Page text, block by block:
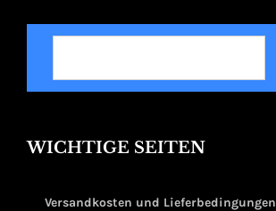
SUCHEN
WICHTIGE SEITEN
Versandkosten und Lieferbedingungen